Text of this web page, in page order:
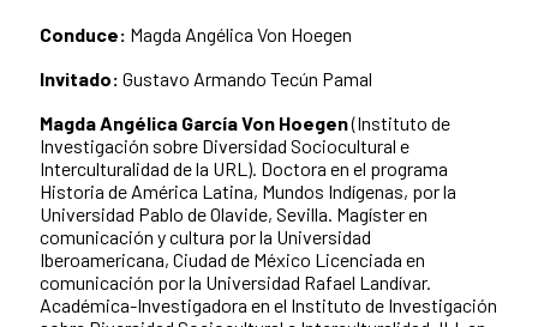
Conduce: Magda Angélica Von Hoegen
Invitado: Gustavo Armando Tecún Pamal
Magda Angélica García Von Hoegen(Instituto de
Investigación sobre Diversidad Sociocultural e
Interculturalidad de la URL). Doctora en el programa
Historia de América Latina, Mundos Indígenas, por la
Universidad Pablo de Olavide, Sevilla. Magíster en
comunicación y cultura por la Universidad
Iberoamericana, Ciudad de México Licenciada en
comunicación por la Universidad Rafael Landívar.
Académica-Investigadora en el Instituto de Investigación